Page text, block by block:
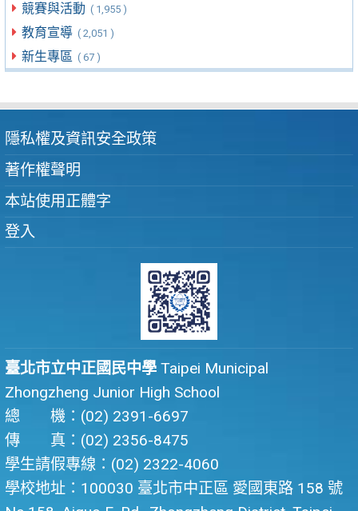
競賽與活動 ( 1,955 )
教育宣導 ( 2,051 )
新生專區 ( 67 )
隱私權及資訊安全政策
著作權聲明
本站使用正體字
登入
臺北市立中正國民中學 Taipei Municipal
Zhongzheng Junior High School
總 機：(02) 2391-6697
傳 真：(02) 2356-8475
學生請假專線：(02) 2322-4060
學校地址：100030 臺北市中正區 愛國東路 158 號